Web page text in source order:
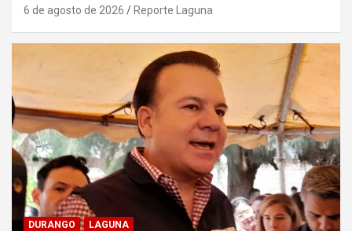
6 de agosto de 2026 Reporte Laguna
DURANGO LAGUNA